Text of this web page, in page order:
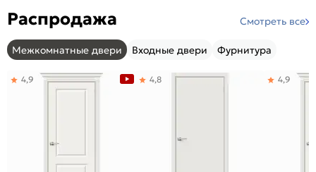
Распродажа Смотреть все
Межкомнатные двери Входные двери Фурнитура
4,9 4,8 4,9